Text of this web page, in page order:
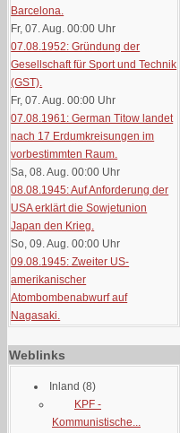
Barcelona.
Fr, 07. Aug. 00:00 Uhr
07.08.1952: Gründung der
Gesellschaft für Sport und Technik
(GST).
Fr, 07. Aug. 00:00 Uhr
07.08.1961: German Titow landet
nach 17 Erdumkreisungen im
vorbestimmten Raum.
Sa, 08. Aug. 00:00 Uhr
08.08.1945: Auf Anforderung der
USA erklärt die Sowjetunion
Japan den Krieg.
So, 09. Aug. 00:00 Uhr
09.08.1945: Zweiter US-
amerikanischer
Atombombenabwurf auf
Nagasaki.
Weblinks
Inland (8)
KPF -
Kommunistische...